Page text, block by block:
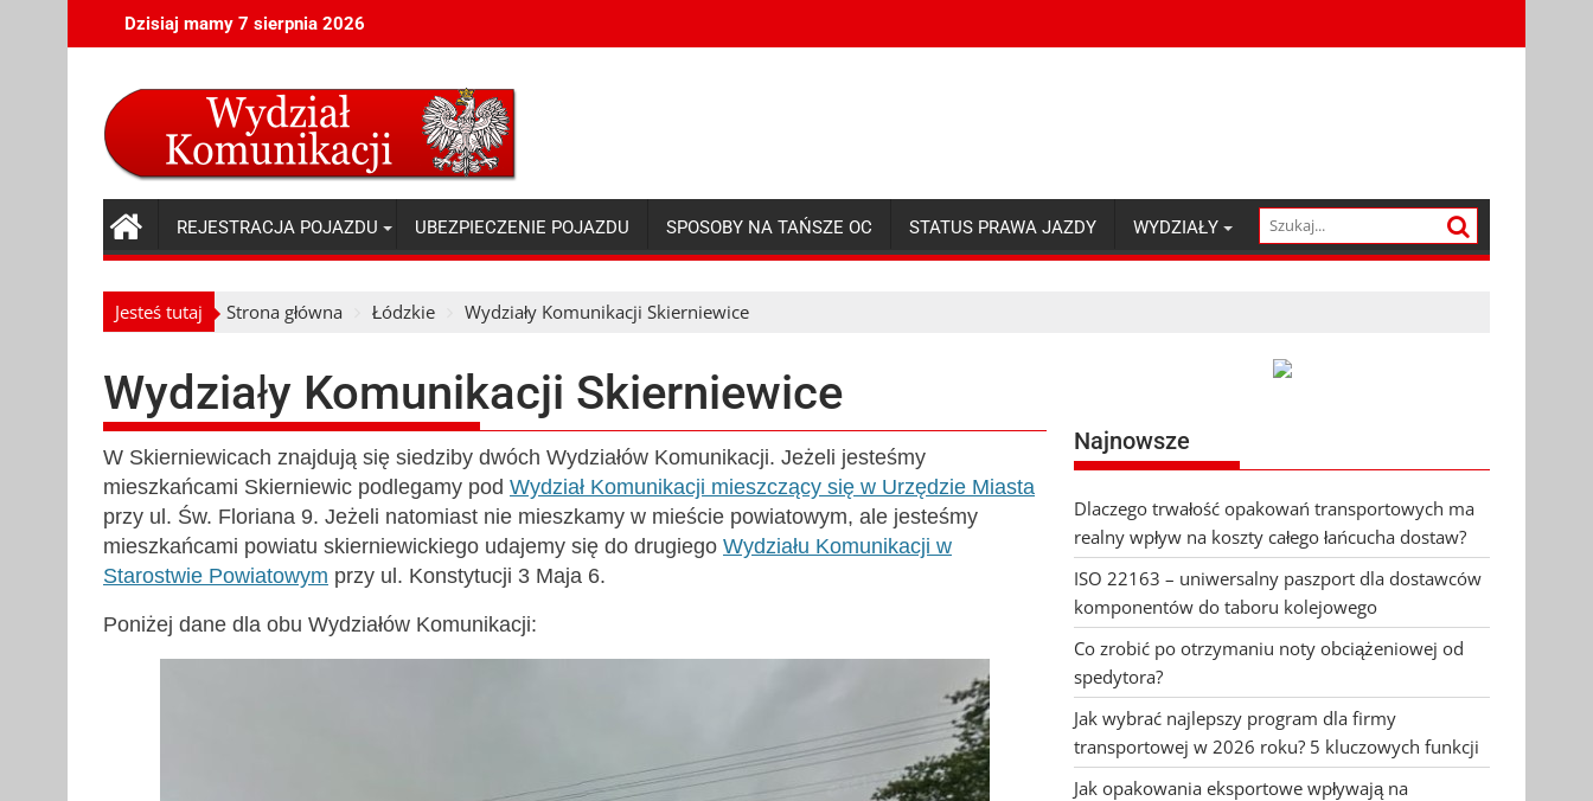
to
Dzisiaj mamy 7 sierpnia 2026
REJESTRACJA POJAZDU UBEZPIECZENIE POJAZDU SPOSOBY NA TAŃSZE OC STATUS PRAWA JAZDY WYDZIAŁY
Jesteś tutaj Strona główna Łódzkie Wydziały Komunikacji Skierniewice
Wydziały Komunikacji Skierniewice
W Skierniewicach znajdują się siedziby dwóch Wydziałów Komunikacji. Jeżeli jesteśmy
mieszkańcami Skierniewic podlegamy pod Wydział Komunikacji mieszczący się w Urzędzie Miasta
przy ul. Św. Floriana 9. Jeżeli natomiast nie mieszkamy w mieście powiatowym, ale jesteśmy
mieszkańcami powiatu skierniewickiego udajemy się do drugiego Wydziału Komunikacji w
Starostwie Powiatowym przy ul. Konstytucji 3 Maja 6.
Poniżej dane dla obu Wydziałów Komunikacji:
Najnowsze
Dlaczego trwałość opakowań transportowych ma
realny wpływ na koszty całego łańcucha dostaw?
ISO 22163 – uniwersalny paszport dla dostawców
komponentów do taboru kolejowego
Co zrobić po otrzymaniu noty obciążeniowej od
spedytora?
Jak wybrać najlepszy program dla firmy
transportowej w 2026 roku? 5 kluczowych funkcji
Jak opakowania eksportowe wpływają na